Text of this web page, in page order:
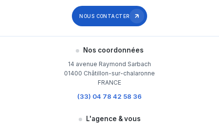
NOUS CONTACTER
Nos coordonnées
14 avenue Raymond Sarbach
01400 Châtillon-sur-chalaronne
FRANCE
(33) 04 78 42 58 36
L'agence & vous